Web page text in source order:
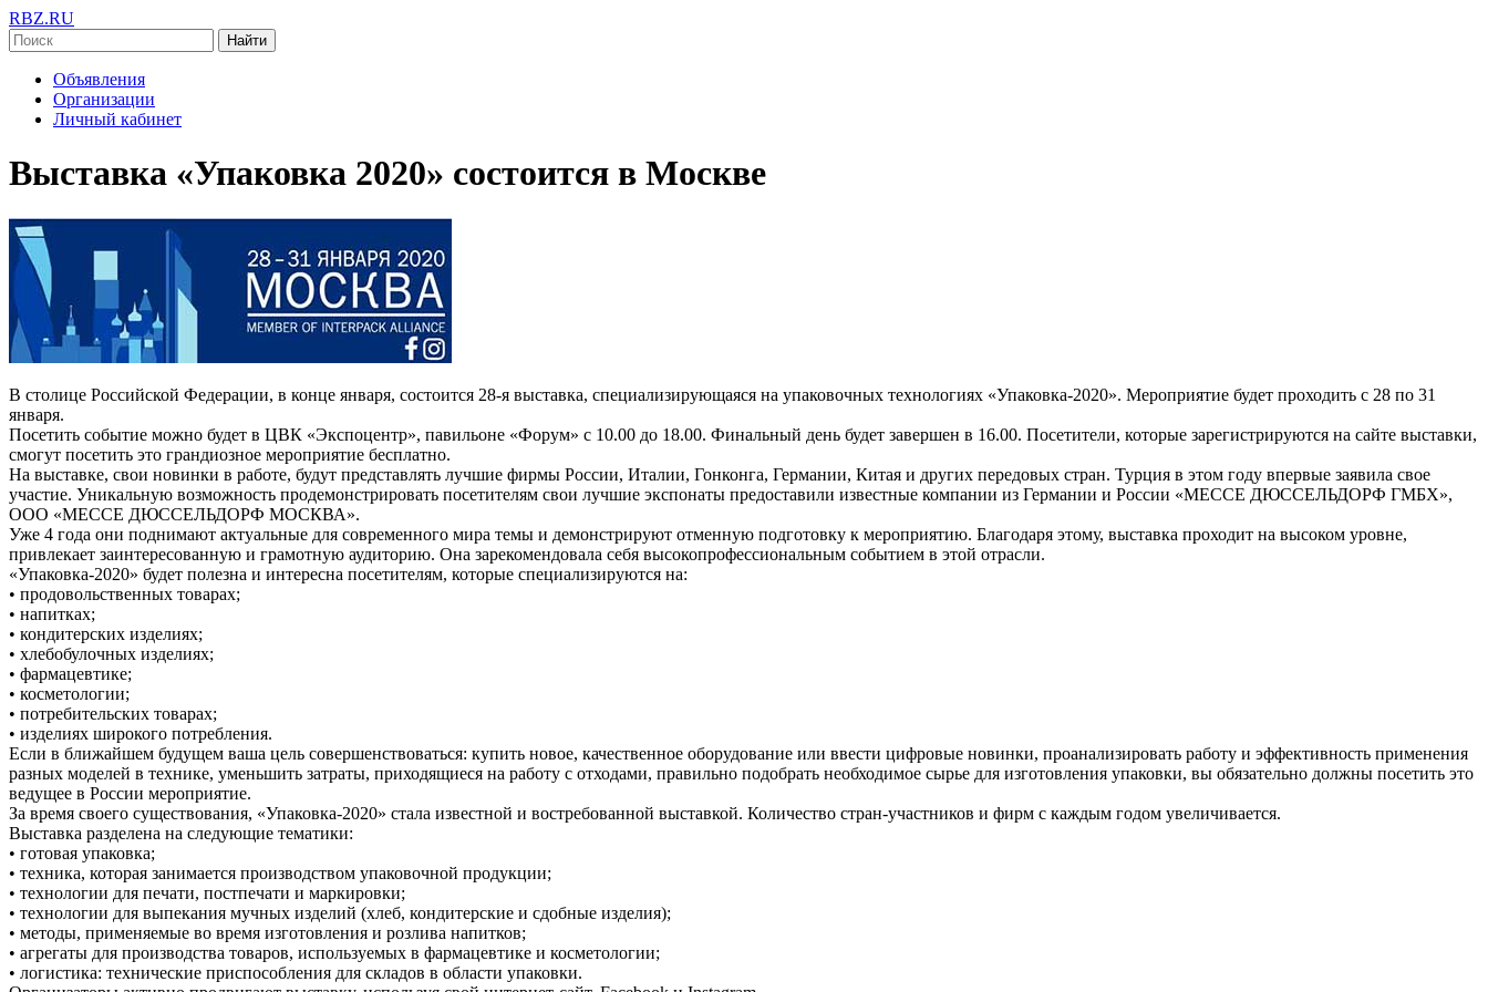
RBZ.RU
Найти
Объявления
Организации
Личный кабинет
Выставка «Упаковка 2020» состоится в Москве
В столице Российской Федерации, в конце января, состоится 28-я выставка, специализирующаяся на упаковочных технологиях «Упаковка-2020». Мероприятие будет проходить с 28 по 31
января.
Посетить событие можно будет в ЦВК «Экспоцентр», павильоне «Форум» с 10.00 до 18.00. Финальный день будет завершен в 16.00. Посетители, которые зарегистрируются на сайте выставки,
смогут посетить это грандиозное мероприятие бесплатно.
На выставке, свои новинки в работе, будут представлять лучшие фирмы России, Италии, Гонконга, Германии, Китая и других передовых стран. Турция в этом году впервые заявила свое
участие. Уникальную возможность продемонстрировать посетителям свои лучшие экспонаты предоставили известные компании из Германии и России «МЕССЕ ДЮССЕЛЬДОРФ ГМБХ»,
ООО «МЕССЕ ДЮССЕЛЬДОРФ МОСКВА».
Уже 4 года они поднимают актуальные для современного мира темы и демонстрируют отменную подготовку к мероприятию. Благодаря этому, выставка проходит на высоком уровне,
привлекает заинтересованную и грамотную аудиторию. Она зарекомендовала себя высокопрофессиональным событием в этой отрасли.
«Упаковка-2020» будет полезна и интересна посетителям, которые специализируются на:
• продовольственных товарах;
• напитках;
• кондитерских изделиях;
• хлебобулочных изделиях;
• фармацевтике;
• косметологии;
• потребительских товарах;
• изделиях широкого потребления.
Если в ближайшем будущем ваша цель совершенствоваться: купить новое, качественное оборудование или ввести цифровые новинки, проанализировать работу и эффективность применения
разных моделей в технике, уменьшить затраты, приходящиеся на работу с отходами, правильно подобрать необходимое сырье для изготовления упаковки, вы обязательно должны посетить это
ведущее в России мероприятие.
За время своего существования, «Упаковка-2020» стала известной и востребованной выставкой. Количество стран-участников и фирм с каждым годом увеличивается.
Выставка разделена на следующие тематики:
• готовая упаковка;
• техника, которая занимается производством упаковочной продукции;
• технологии для печати, постпечати и маркировки;
• технологии для выпекания мучных изделий (хлеб, кондитерские и сдобные изделия);
• методы, применяемые во время изготовления и розлива напитков;
• агрегаты для производства товаров, используемых в фармацевтике и косметологии;
• логистика: технические приспособления для складов в области упаковки.